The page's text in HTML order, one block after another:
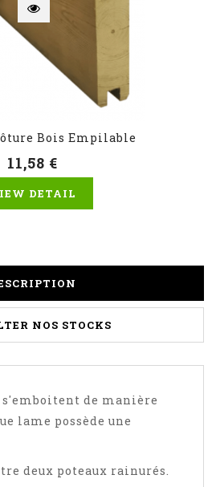
Bois Empilable
11,58 €
DETAIL
NOS STOCKS
s'emboitent de manière
lame possède une
deux poteaux rainurés.